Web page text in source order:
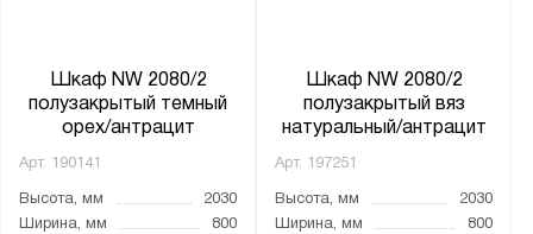
Шкаф NW 2080/2
полузакрытый темный
орех/антрацит
Арт. 190141
Высота, мм
2030
Ширина, мм
800
Шкаф NW 2080/2
полузакрытый вяз
натуральный/антрацит
Арт. 197251
Высота, мм
2030
Ширина, мм
800
Производитель:
Бренд: